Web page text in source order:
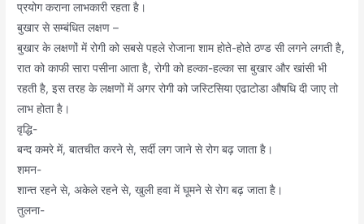
प्रयोग कराना लाभकारी रहता है।
बुखार से सम्बंधित लक्षण –
बुखार के लक्षणों में रोगी को सबसे पहले रोजाना शाम होते-होते ठण्ड सी लगने लगती है,
रात को काफी सारा पसीना आता है, रोगी को हल्का-हल्का सा बुखार और खांसी भी
रहती है, इस तरह के लक्षणों में अगर रोगी को जस्टिसिया एढाटोडा औषधि दी जाए तो
लाभ होता है।
वृद्धि-
बन्द कमरे में, बातचीत करने से, सर्दी लग जाने से रोग बढ़ जाता है।
शमन-
शान्त रहने से, अकेले रहने से, खुली हवा में घूमने से रोग बढ़ जाता है।
तुलना-